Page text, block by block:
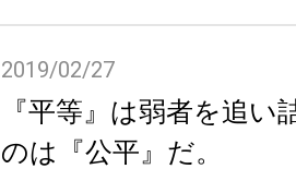
2019/02/27
『平等』は弱者を追い
のは『公平』だ。